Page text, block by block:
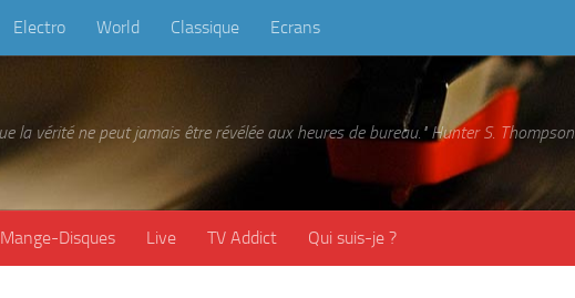
Electro World Classique Ecrans
la vérité ne peut jamais être révélée aux heures de bureau." Hunter S. Thompson
Mange-Disques Live TV Addict Qui suis-je ?